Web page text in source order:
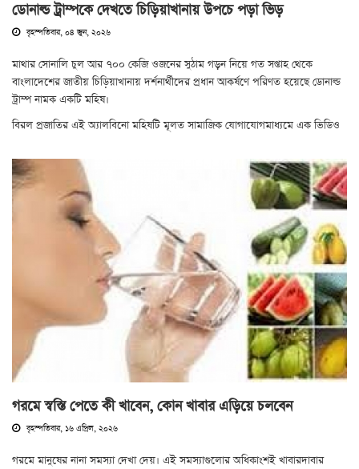
ডোনাল্ড ট্রাম্পকে দেখতে চিড়িয়াখানায় উপচে পড়া ভিড়
বৃহস্পতিবার, ০৪ জুন, ২০২৬
মাথার সোনালি চুল আর ৭০০ কেজি ওজনের সুঠাম গড়ন নিয়ে গত সপ্তাহ থেকে
বাংলাদেশের জাতীয় চিড়িয়াখানায় দর্শনার্থীদের প্রধান আকর্ষণে পরিণত হয়েছে ডোনাল্ড
ট্রাম্প নামক একটি মহিষ।
বিরল প্রজাতির এই অ্যালবিনো মহিষটি মূলত সামাজিক যোগাযোগমাধ্যমে এক ভিডিও
গরমে স্বস্তি পেতে কী খাবেন, কোন খাবার এড়িয়ে চলবেন
বৃহস্পতিবার, ১৬ এপ্রিল, ২০২৬
গরমে মানুষের নানা সমস্যা দেখা দেয়। এই সমস্যাগুলোর অধিকাংশই খাবারদাবার